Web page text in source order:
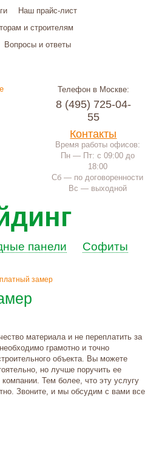
Наш прайс-лист
и строителям
Вопросы и ответы
Телефон в Москве:
8 (495) 725-04-
55
Контакты
Время работы офисов:
Пн — Пт: с 09:00 до
18:00
Сб — по договоренности
Вс — выходной
панели Софиты
замер
материала и не переплатить за
грамотно и точно
объекта. Вы можете
но лучше поручить ее
Тем более, что эту услугу
Звоните, и мы обсудим с вами все